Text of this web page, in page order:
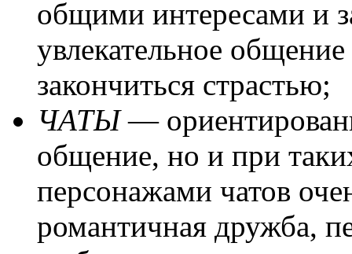
общими интересами и
увлекательное
закончиться страстью;
ЧАТЫ—
общение, но и при
персонажами чатов
романтичная дружба,